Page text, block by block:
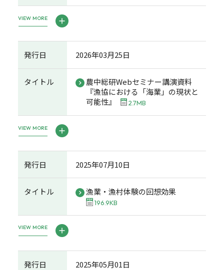
VIEW MORE
発行日 2026年03月25日
タイトル
農中総研Webセミナー講演資料
『漁協における「海業」の現状と
可能性』
2.7MB
VIEW MORE
発行日 2025年07月10日
タイトル 漁業・漁村体験の回想効果
196.9KB
VIEW MORE
発行日 2025年05月01日